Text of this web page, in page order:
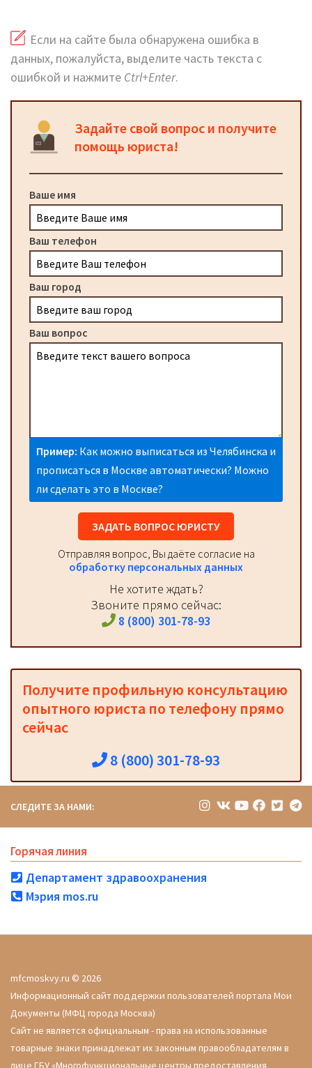
Если на сайте была обнаружена ошибка в
данных, пожалуйста, выделите часть текста с
ошибкой и нажмите Ctrl+Enter.
Задайте свой вопрос и получите
помощь юриста!
Ваше имя
Ваш телефон
Ваш город
Ваш вопрос
Пример: Как можно выписаться из Челябинска и
прописаться в Москве автоматически? Можно
ли сделать это в Москве?
ЗАДАТЬ ВОПРОС ЮРИСТУ
Отправляя вопрос, Вы даёте согласие на
обработку персональных данных
Не хотите ждать?
Звоните прямо сейчас:
8 (800) 301-78-93
Получите профильную консультацию
опытного юриста по телефону прямо
сейчас
8 (800) 301-78-93
СЛЕДИТЕ ЗА НАМИ:
Горячая линия
Департамент здравоохранения
Мэрия mos.ru
mfcmoskvy.ru © 2026
Информационный сайт поддержки пользователей портала Мои
Документы (МФЦ города Москва)
Сайт не является официальным - права на использованные
товарные знаки принадлежат их законным правообладателям в
лице ГБУ «Многофункциональные центры предоставления